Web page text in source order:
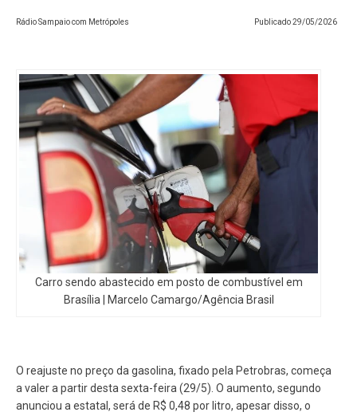
Rádio Sampaio com Metrópoles Publicado29/05/2026
Carro sendo abastecido em posto de combustível em
Brasília | Marcelo Camargo/Agência Brasil
O reajuste no preço da gasolina, fixado pela Petrobras, começa
a valer a partir desta sexta-feira (29/5). O aumento, segundo
anunciou a estatal, será de R$ 0,48 por litro, apesar disso, o